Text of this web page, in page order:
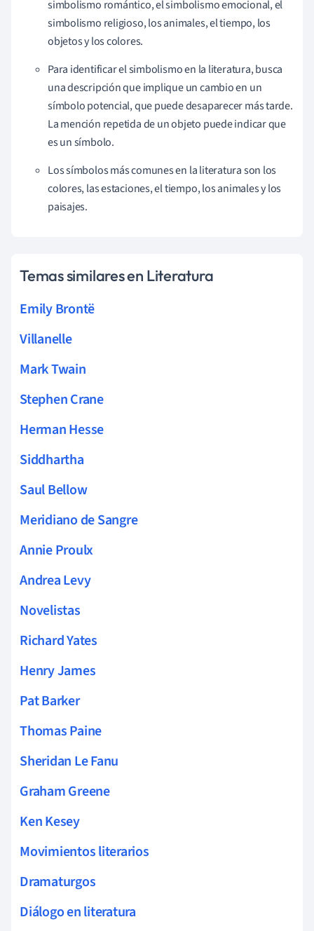
simbolismo romántico, el simbolismo emocional, el
simbolismo religioso, los animales, el tiempo, los
objetos y los colores.
Para identificar el simbolismo en la literatura, busca
una descripción que implique un cambio en un
símbolo potencial, que puede desaparecer más tarde.
La mención repetida de un objeto puede indicar que
es un símbolo.
Los símbolos más comunes en la literatura son los
colores, las estaciones, el tiempo, los animales y los
paisajes.
Temas similares en Literatura
Emily Brontë
Villanelle
Mark Twain
Stephen Crane
Herman Hesse
Siddhartha
Saul Bellow
Meridiano de Sangre
Annie Proulx
Andrea Levy
Novelistas
Richard Yates
Henry James
Pat Barker
Thomas Paine
Sheridan Le Fanu
Graham Greene
Ken Kesey
Movimientos literarios
Dramaturgos
Diálogo en literatura